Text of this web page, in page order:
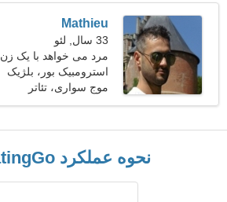
Mathieu
33 سال, لئو
مرد می خواهد با یک زن
ملاقات کند 23-31
استرومبیک بور، بلژیک
موج سواری، تئاتر
نحوه عملکرد BelDatingGo